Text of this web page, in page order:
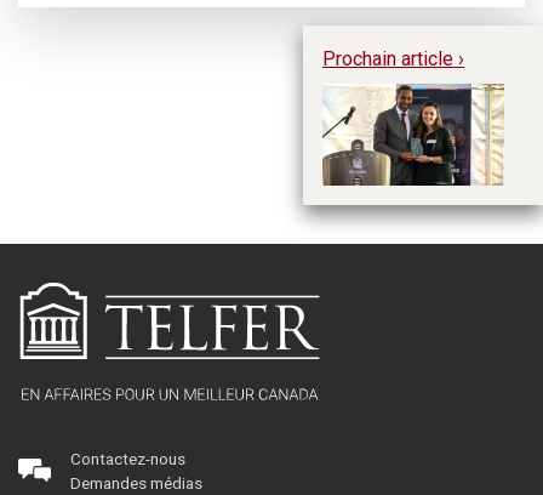
Prochain article ›
Contactez-nous
Demandes médias